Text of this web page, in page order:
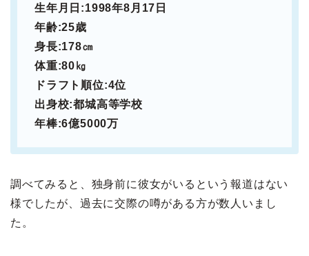
生年月日:1998年8月17日
年齢:25歳
身長:178㎝
体重:80㎏
ドラフト順位:4位
出身校:都城高等学校
年棒:6億5000万
調べてみると、独身前に彼女がいるという報道はない
様でしたが、過去に交際の噂がある方が数人いまし
た。